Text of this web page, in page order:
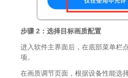
步骤 2：选择目标画质配置
进入软件主界面后，在底部菜单栏
项。
在画质调节页面，根据设备性能选